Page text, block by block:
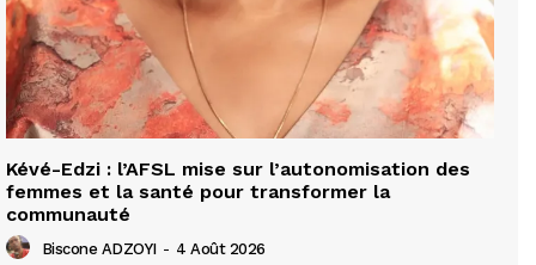
Kévé-Edzi : l’AFSL mise sur l’autonomisation des
femmes et la santé pour transformer la
communauté
Biscone ADZOYI - 4 Août 2026